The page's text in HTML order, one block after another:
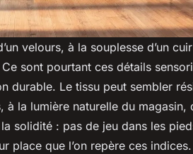
velours, à la souplesse d’un
sont pourtant ces détails
durable. Le tissu peut sembler
la lumière naturelle du magasin,
solidité : pas de jeu dans les
place que l’on repère ces indices.